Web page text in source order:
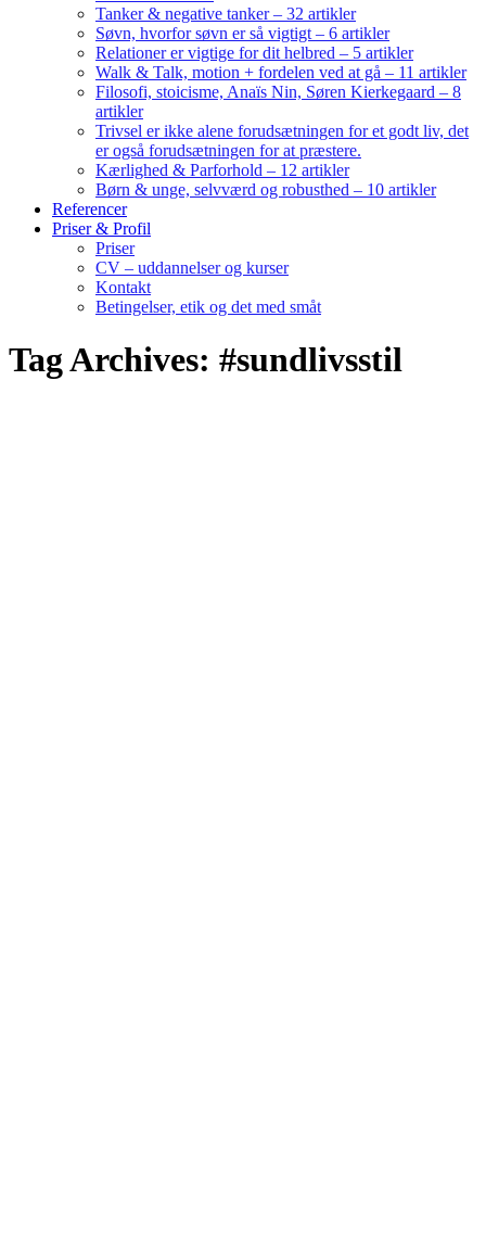
Tanker & negative tanker – 32 artikler
Søvn, hvorfor søvn er så vigtigt – 6 artikler
Relationer er vigtige for dit helbred – 5 artikler
Walk & Talk, motion + fordelen ved at gå – 11 artikler
Filosofi, stoicisme, Anaïs Nin, Søren Kierkegaard – 8
artikler
Trivsel er ikke alene forudsætningen for et godt liv, det
er også forudsætningen for at præstere.
Kærlighed & Parforhold – 12 artikler
Børn & unge, selvværd og robusthed – 10 artikler
Referencer
Priser & Profil
Priser
CV – uddannelser og kurser
Kontakt
Betingelser, etik og det med småt
Tag Archives: #sundlivsstil